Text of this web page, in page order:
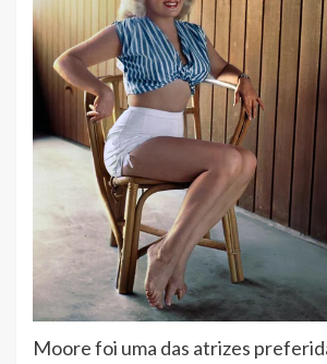
Moore foi uma das atrizes